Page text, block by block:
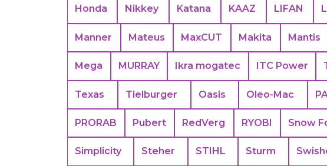
Honda Nikkey Katana KAAZ LIFAN
Manner Mateus MaxCUT Makita Mantis
Mega MURRAY Ikra mogatec ITC Power
Texas Tielburger Oasis Oleo-Mac
PRORAB Pubert RedVerg RYOBI Snow
Simplicity Steher STIHL Sturm